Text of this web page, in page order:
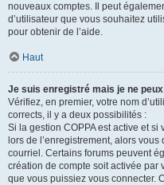
nouveaux comptes. Il peut
d’utilisateur que vous souhaitez
pour obtenir de l’aide.
Haut
Je suis enregistré mais je ne
Vérifiez, en premier, votre nom
corrects, il y a deux possibilités :
Si la gestion COPPA est active et
lors de l’enregistrement, alors
courriel. Certains forums peuvent
création de compte soit activée par
que vous puissiez vous connecter.